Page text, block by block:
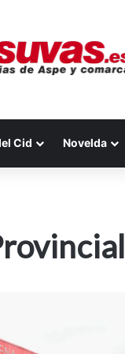
Cid Novelda